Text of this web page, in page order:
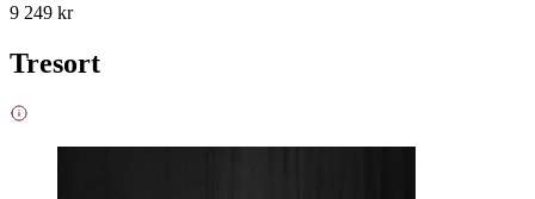
9 249 kr
Tresort